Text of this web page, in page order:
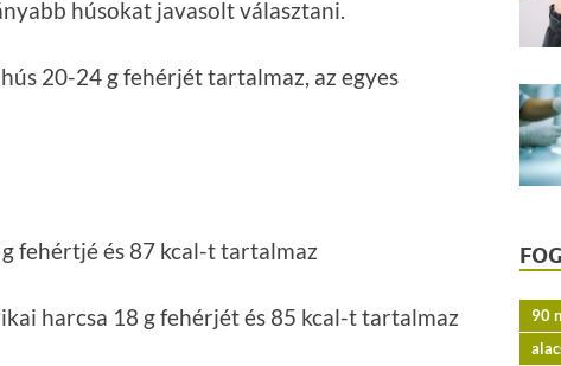
húsokat javasolt választani.
20-24 g fehérjét tartalmaz, az egyes
fehértjé és 87 kcal-t tartalmaz
harcsa 18 g fehérjét és 85 kcal-t tartalmaz
90